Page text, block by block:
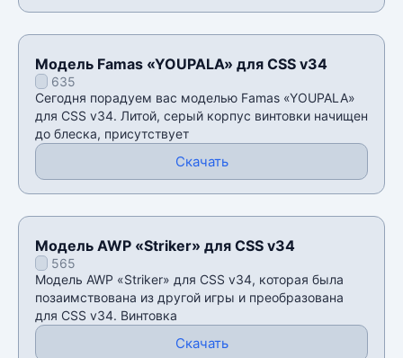
Модель Famas «YOUPALA» для CSS v34
635
Сегодня порадуем вас моделью Famas «YOUPALA»
для CSS v34. Литой, серый корпус винтовки начищен
до блеска, присутствует
Скачать
Модель AWP «Striker» для CSS v34
565
Модель AWP «Striker» для CSS v34, которая была
позаимствована из другой игры и преобразована
для CSS v34. Винтовка
Скачать